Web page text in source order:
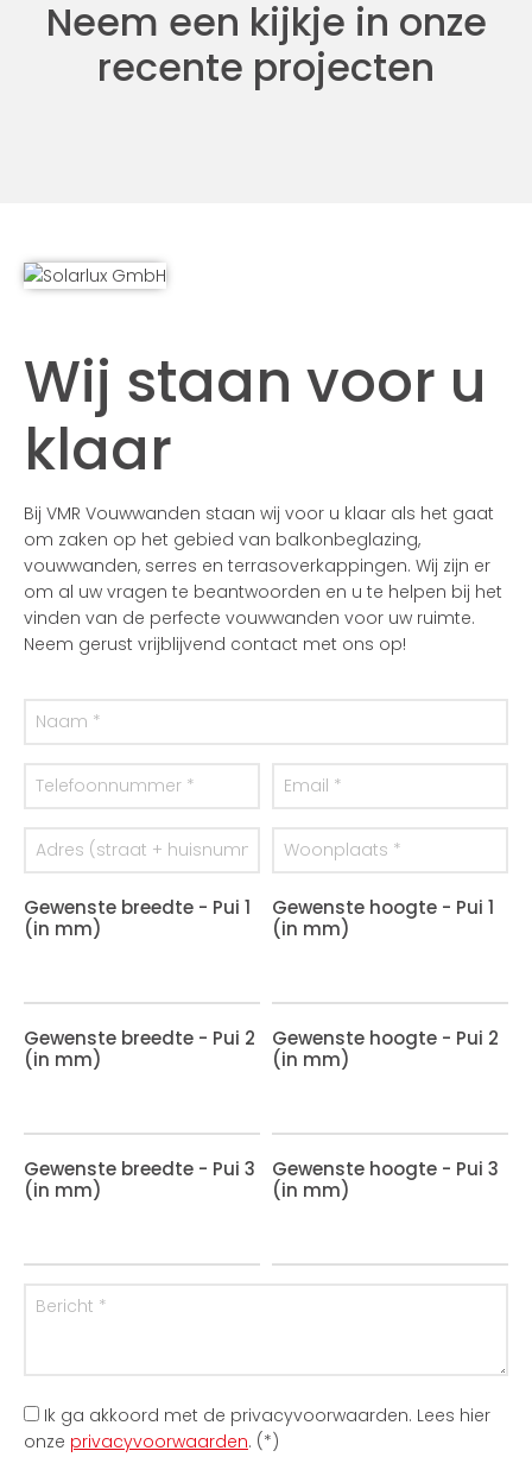
Neem een kijkje in onze
recente projecten
Wij staan voor u
klaar
Bij VMR Vouwwanden staan wij voor u klaar als het gaat
om zaken op het gebied van balkonbeglazing,
vouwwanden, serres en terrasoverkappingen. Wij zijn er
om al uw vragen te beantwoorden en u te helpen bij het
vinden van de perfecte vouwwanden voor uw ruimte.
Neem gerust vrijblijvend contact met ons op!
Gewenste breedte - Pui 1
(in mm)
Gewenste hoogte - Pui 1
(in mm)
Gewenste breedte - Pui 2
(in mm)
Gewenste hoogte - Pui 2
(in mm)
Gewenste breedte - Pui 3
(in mm)
Gewenste hoogte - Pui 3
(in mm)
Ik ga akkoord met de privacyvoorwaarden. Lees hier
onze privacyvoorwaarden. (*)